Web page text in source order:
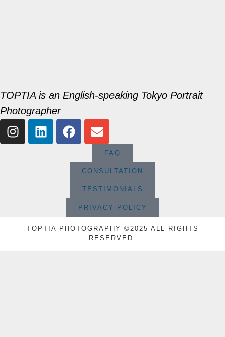
TOPTIA is an English-speaking Tokyo Portrait
Photographer
FAQ
CONSULTATION
TESTIMONIALS
PRIVACY POLICY
TOPTIA PHOTOGRAPHY ©2025 ALL RIGHTS
RESERVED.